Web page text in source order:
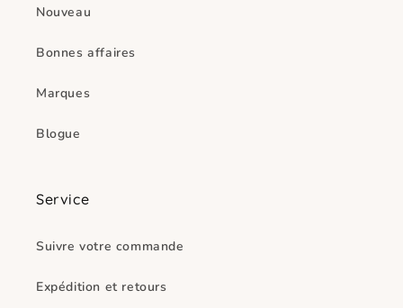
Nouveau
Bonnes affaires
Marques
Blogue
Service
Suivre votre commande
Expédition et retours